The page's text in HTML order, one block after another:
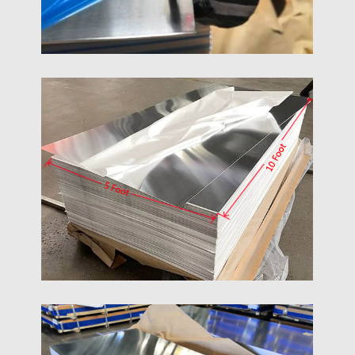
3mm Folha De Alumínio
3folha de alumínio mm é uma folha de alumínio de
espessura específica, independente da liga, estado
e tamanho, significa uma folha de alumínio com
espessura de 3mm, também chamada de folha de
alumínio 3mm.
5×10 Placa De Folha De Alumínio